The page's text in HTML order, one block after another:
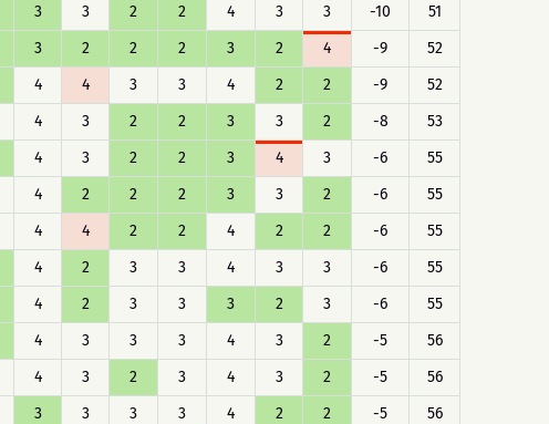
3 3 2 2 4 3 3 -10
51
3 2 2 2 3 2 4 -9
52
4 4 3 3 4 2 2 -9
52
4 3 2 2 3 3 2 -8
53
4 3 2 2 3 4 3 -6
55
4 2 2 2 3 3 2 -6
55
4 4 2 2 4 2 2 -6
55
4 2 3 3 4 3 3 -6
55
4 2 3 3 3 2 3 -6
55
4 3 3 3 4 3 2 -5
56
4 3 2 3 4 3 2 -5
56
3 3 3 3 4 2 2 -5
56